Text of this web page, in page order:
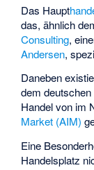
Das Haupt
das, ähnlich
Consulting,
Andersen,
Daneben
dem
Handel von im
Market (AIM)
Eine
Handelsplatz